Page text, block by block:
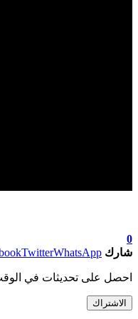
0
شارك
TwitterWhatsApp
احصل على تحديثات في
الاشتراك